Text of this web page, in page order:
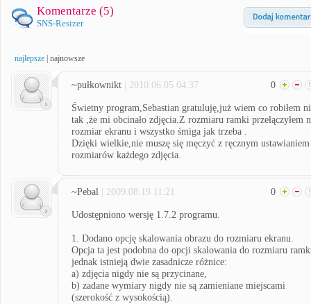
Komentarze (5)
SNS-Resizer
najlepsze najnowsze
~pułkownikt | 2010.06.05 04:37 0
Świetny program,Sebastian gratuluję,już wiem co robiłem
tak ,że mi obcinało zdjęcia.Z rozmiaru ramki przełączyłem
rozmiar ekranu i wszystko śmiga jak trzeba .
Dzięki wielkie,nie muszę się męczyć z ręcznym ustawianiem
rozmiarów każdego zdjęcia.
~Pebal | 2009.08.19 11:21 0
Udostępniono wersję 1.7.2 programu.
1. Dodano opcję skalowania obrazu do rozmiaru ekranu.
Opcja ta jest podobna do opcji skalowania do rozmiaru
jednak istnieją dwie zasadnicze różnice:
a) zdjęcia nigdy nie są przycinane,
b) zadane wymiary nigdy nie są zamieniane miejscami
(szerokość z wysokością).